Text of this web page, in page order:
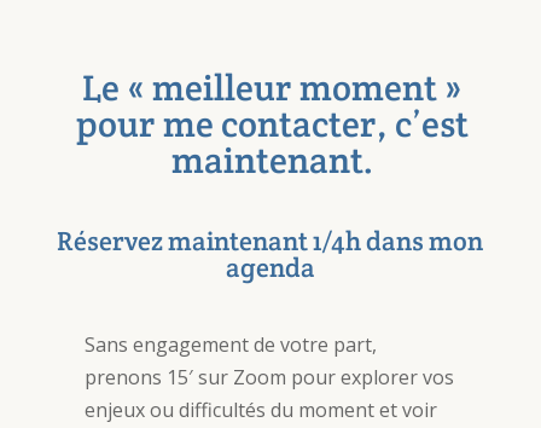
Le « meilleur moment »
pour me contacter, c’est
maintenant.
Réservez maintenant 1/4h dans mon
agenda
Sans engagement de votre part,
prenons 15′ sur Zoom pour explorer vos
enjeux ou difficultés du moment et voir